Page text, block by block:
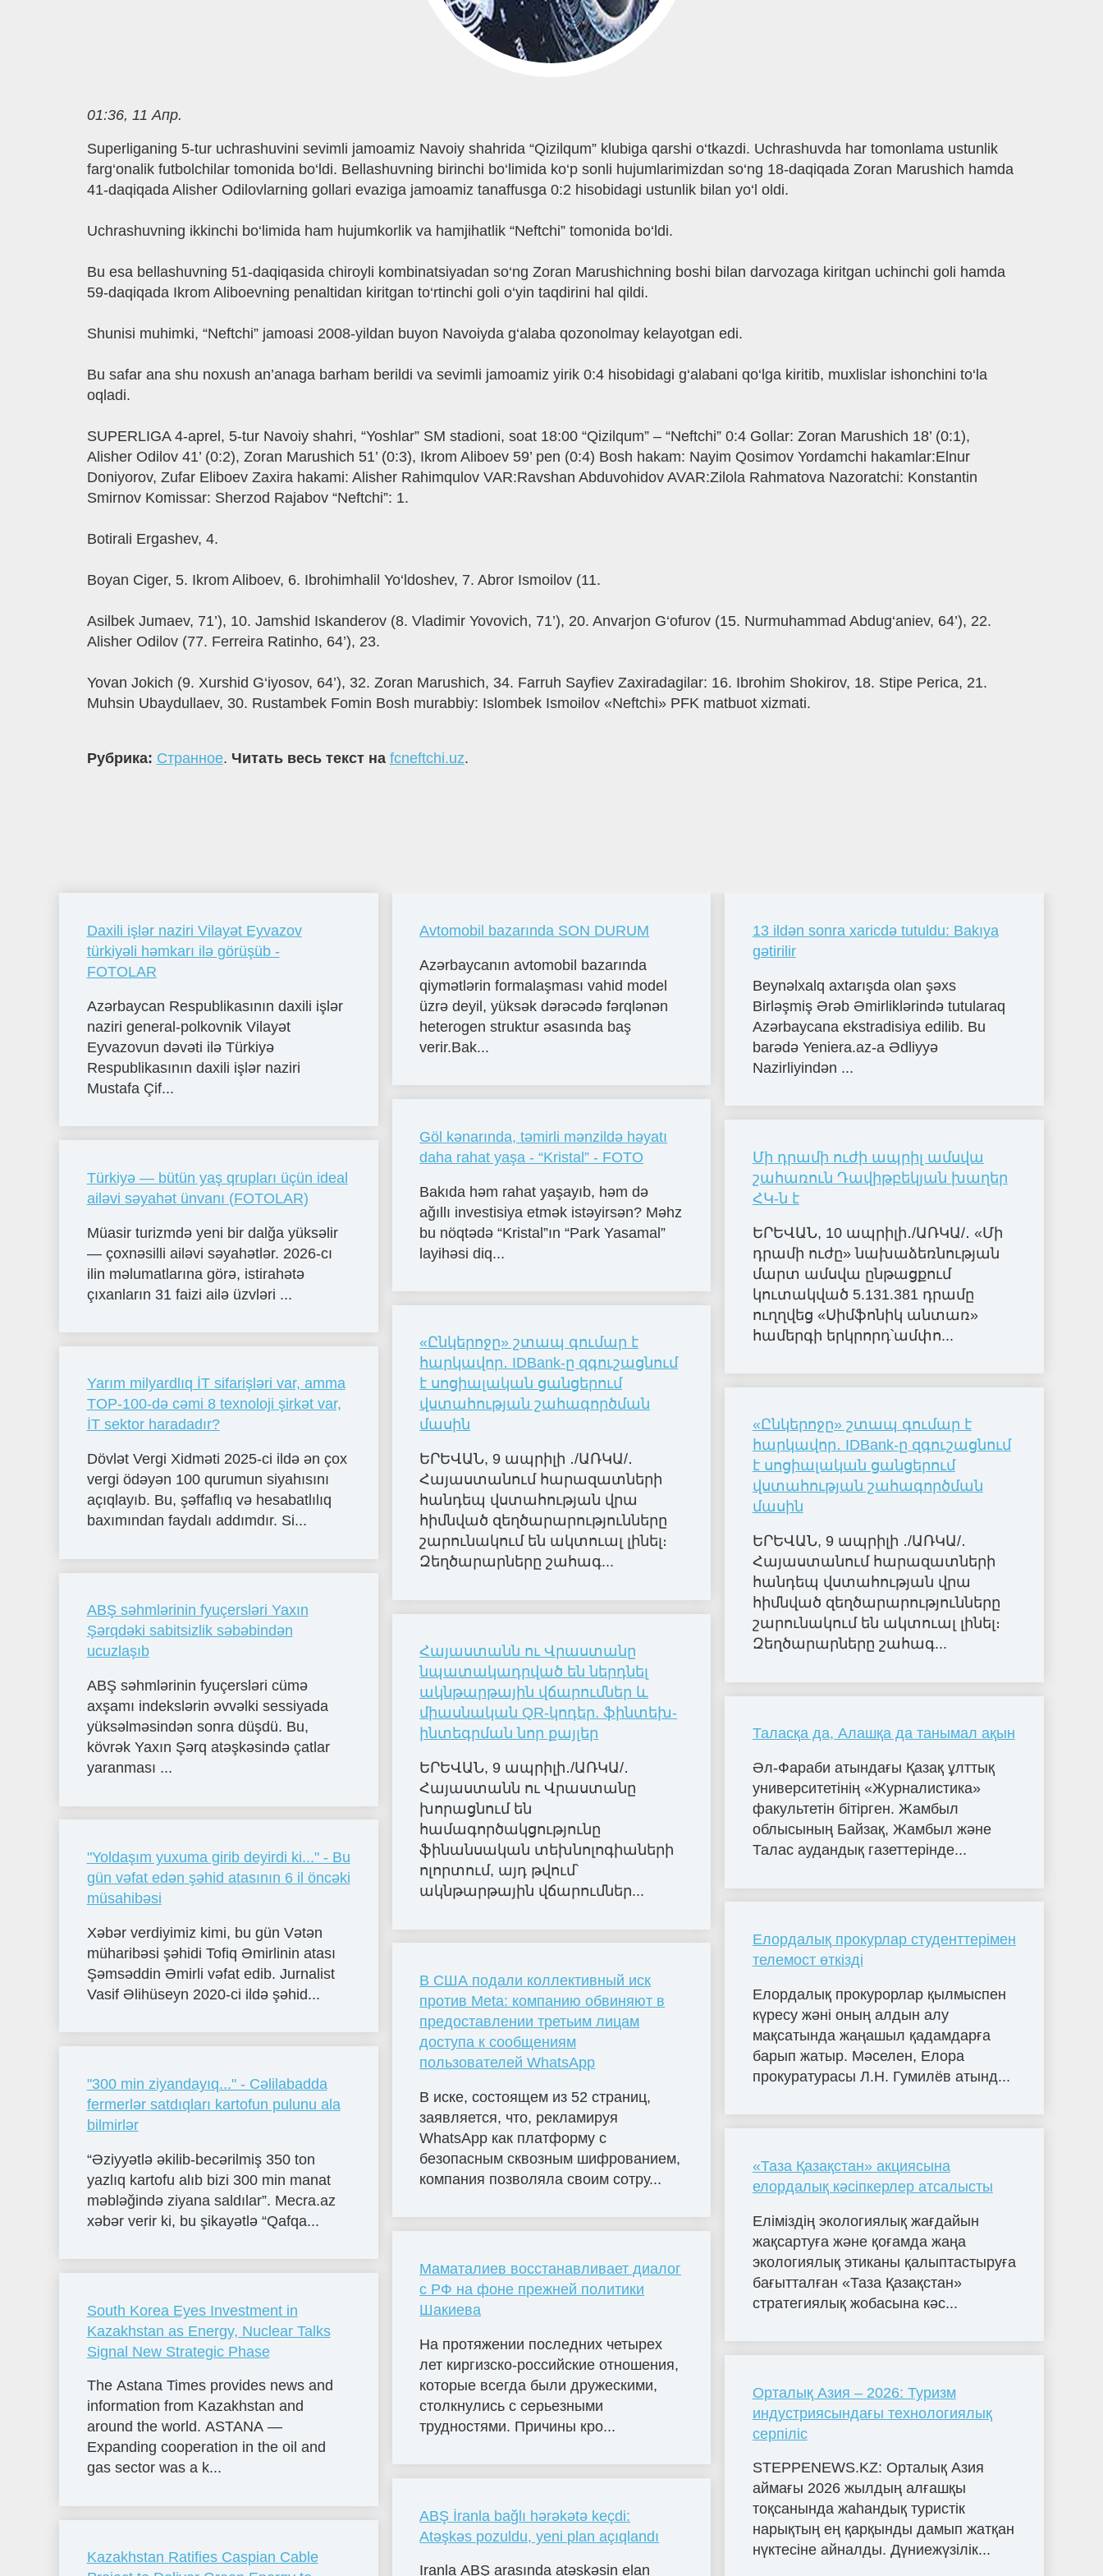
01:36, 11 Апр.
Superliganing 5-tur uchrashuvini sevimli jamoamiz Navoiy shahrida “Qizilqum” klubiga qarshi o‘tkazdi. Uchrashuvda har tomonlama ustunlik
farg‘onalik futbolchilar tomonida bo‘ldi. Bellashuvning birinchi bo‘limida ko‘p sonli hujumlarimizdan so‘ng 18-daqiqada Zoran Marushich hamda
41-daqiqada Alisher Odilovlarning gollari evaziga jamoamiz tanaffusga 0:2 hisobidagi ustunlik bilan yo‘l oldi.
Uchrashuvning ikkinchi bo‘limida ham hujumkorlik va hamjihatlik “Neftchi” tomonida bo‘ldi.
Bu esa bellashuvning 51-daqiqasida chiroyli kombinatsiyadan so‘ng Zoran Marushichning boshi bilan darvozaga kiritgan uchinchi goli hamda
59-daqiqada Ikrom Aliboevning penaltidan kiritgan to‘rtinchi goli o‘yin taqdirini hal qildi.
Shunisi muhimki, “Neftchi” jamoasi 2008-yildan buyon Navoiyda g‘alaba qozonolmay kelayotgan edi.
Bu safar ana shu noxush an’anaga barham berildi va sevimli jamoamiz yirik 0:4 hisobidagi g‘alabani qo‘lga kiritib, muxlislar ishonchini to‘la
oqladi.
SUPERLIGA 4-aprel, 5-tur Navoiy shahri, “Yoshlar” SM stadioni, soat 18:00 “Qizilqum” – “Neftchi” 0:4 Gollar: Zoran Marushich 18’ (0:1),
Alisher Odilov 41’ (0:2), Zoran Marushich 51’ (0:3), Ikrom Aliboev 59’ pen (0:4) Bosh hakam: Nayim Qosimov Yordamchi hakamlar:Elnur
Doniyorov, Zufar Eliboev Zaxira hakami: Alisher Rahimqulov VAR:Ravshan Abduvohidov AVAR:Zilola Rahmatova Nazoratchi: Konstantin
Smirnov Komissar: Sherzod Rajabov “Neftchi”: 1.
Botirali Ergashev, 4.
Boyan Ciger, 5. Ikrom Aliboev, 6. Ibrohimhalil Yo‘ldoshev, 7. Abror Ismoilov (11.
Asilbek Jumaev, 71’), 10. Jamshid Iskanderov (8. Vladimir Yovovich, 71’), 20. Anvarjon G‘ofurov (15. Nurmuhammad Abdug‘aniev, 64’), 22.
Alisher Odilov (77. Ferreira Ratinho, 64’), 23.
Yovan Jokich (9. Xurshid G‘iyosov, 64’), 32. Zoran Marushich, 34. Farruh Sayfiev Zaxiradagilar: 16. Ibrohim Shokirov, 18. Stipe Perica, 21.
Muhsin Ubaydullaev, 30. Rustambek Fomin Bosh murabbiy: Islombek Ismoilov «Neftchi» PFK matbuot xizmati.
Рубрика: Странное. Читать весь текст на fcneftchi.uz.
Daxili işlər naziri Vilayət Eyvazov
türkiyəli həmkarı ilə görüşüb -
FOTOLAR
Azərbaycan Respublikasının daxili işlər
naziri general-polkovnik Vilayət
Eyvazovun dəvəti ilə Türkiyə
Respublikasının daxili işlər naziri
Mustafa Çif...
Türkiyə — bütün yaş qrupları üçün ideal
ailəvi səyahət ünvanı (FOTOLAR)
Müasir turizmdə yeni bir dalğa yüksəlir
— çoxnəsilli ailəvi səyahətlər. 2026-cı
ilin məlumatlarına görə, istirahətə
çıxanların 31 faizi ailə üzvləri ...
Yarım milyardlıq İT sifarişləri var, amma
TOP-100-də cəmi 8 texnoloji şirkət var,
İT sektor haradadır?
Dövlət Vergi Xidməti 2025-ci ildə ən çox
vergi ödəyən 100 qurumun siyahısını
açıqlayıb. Bu, şəffaflıq və hesabatlılıq
baxımından faydalı addımdır. Si...
ABŞ səhmlərinin fyuçersləri Yaxın
Şərqdəki sabitsizlik səbəbindən
ucuzlaşıb
ABŞ səhmlərinin fyuçersləri cümə
axşamı indekslərin əvvəlki sessiyada
yüksəlməsindən sonra düşdü. Bu,
kövrək Yaxın Şərq atəşkəsində çatlar
yaranması ...
"Yoldaşım yuxuma girib deyirdi ki..." - Bu
gün vəfat edən şəhid atasının 6 il öncəki
müsahibəsi
Xəbər verdiyimiz kimi, bu gün Vətən
müharibəsi şəhidi Tofiq Əmirlinin atası
Şəmsəddin Əmirli vəfat edib. Jurnalist
Vasif Əlihüseyn 2020-ci ildə şəhid...
"300 min ziyandayıq..." - Cəlilabadda
fermerlər satdıqları kartofun pulunu ala
bilmirlər
“Əziyyətlə əkilib-becərilmiş 350 ton
yazlıq kartofu alıb bizi 300 min manat
məbləğində ziyana saldılar”. Mecra.az
xəbər verir ki, bu şikayətlə “Qafqa...
South Korea Eyes Investment in
Kazakhstan as Energy, Nuclear Talks
Signal New Strategic Phase
The Astana Times provides news and
information from Kazakhstan and
around the world. ASTANA —
Expanding cooperation in the oil and
gas sector was a k...
Kazakhstan Ratifies Caspian Cable
Avtomobil bazarında SON DURUM
Azərbaycanın avtomobil bazarında
qiymətlərin formalaşması vahid model
üzrə deyil, yüksək dərəcədə fərqlənən
heterogen struktur əsasında baş
verir.Bak...
Göl kənarında, təmirli mənzildə həyatı
daha rahat yaşa - “Kristal” - FOTO
Bakıda həm rahat yaşayıb, həm də
ağıllı investisiya etmək istəyirsən? Məhz
bu nöqtədə “Kristal”ın “Park Yasamal”
layihəsi diq...
«Ընկերոջը» շտապ գումար է
հարկավոր․ IDBank-ը զգուշացնում
է սոցիալական ցանցերում
վստահության շահագործման
մասին
ԵՐԵՎԱՆ, 9 ապրիլի ․/ԱՌԿԱ/․
Հայաստանում հարազատների
հանդեպ վստահության վրա
հիմնված զեղծարարությունները
շարունակում են ակտուալ լինել։
Զեղծարարները շահագ...
Հայաստանն ու Վրաստանը
նպատակադրված են ներդնել
ակնթարթային վճարումներ և
միասնական QR-կոդեր. ֆինտեխ-
ինտեգրման նոր քայլեր
ԵՐԵՎԱՆ, 9 ապրիլի․/ԱՌԿԱ/․
Հայաստանն ու Վրաստանը
խորացնում են
համագործակցությունը
ֆինանսական տեխնոլոգիաների
ոլորտում, այդ թվում՝
ակնթարթային վճարումներ...
В США подали коллективный иск
против Meta: компанию обвиняют в
предоставлении третьим лицам
доступа к сообщениям
пользователей WhatsApp
В иске, состоящем из 52 страниц,
заявляется, что, рекламируя
WhatsApp как платформу с
безопасным сквозным шифрованием,
компания позволяла своим сотру...
Маматалиев восстанавливает диалог
с РФ на фоне прежней политики
Шакиева
На протяжении последних четырех
лет киргизско-российские отношения,
которые всегда были дружескими,
столкнулись с серьезными
трудностями. Причины кро...
ABŞ İranla bağlı hərəkətə keçdi:
Atəşkəs pozuldu, yeni plan açıqlandı
Iranla ABŞ arasında atəşkəsin elan
13 ildən sonra xaricdə tutuldu: Bakıya
gətirilir
Beynəlxalq axtarışda olan şəxs
Birləşmiş Ərəb Əmirliklərində tutularaq
Azərbaycana ekstradisiya edilib. Bu
barədə Yeniera.az-a Ədliyyə
Nazirliyindən ...
Մի դրամի ուժի ապրիլ ամսվա
շահառուն Դավիթբեկյան խաղեր
ՀԿ-ն է
ԵՐԵՎԱՆ, 10 ապրիլի․/ԱՌԿԱ/․ «Մի
դրամի ուժը» նախաձեռնության
մարտ ամսվա ընթացքում
կուտակված 5.131.381 դրամը
ուղղվեց «Սիմֆոնիկ անտառ»
համերգի երկրորդ՝ամփո...
«Ընկերոջը» շտապ գումար է
հարկավոր․ IDBank-ը զգուշացնում
է սոցիալական ցանցերում
վստահության շահագործման
մասին
ԵՐԵՎԱՆ, 9 ապրիլի ․/ԱՌԿԱ/․
Հայաստանում հարազատների
հանդեպ վստահության վրա
հիմնված զեղծարարությունները
շարունակում են ակտուալ լինել։
Զեղծարարները շահագ...
Таласқа да, Алашқа да танымал ақын
Әл-Фараби атындағы Қазақ ұлттық
университетінің «Журналистика»
факультетін бітірген. Жамбыл
облысының Байзақ, Жамбыл және
Талас аудандық газеттерінде...
Елордалық прокурлар студенттерімен
телемост өткізді
Елордалық прокурорлар қылмыспен
күресу жәні оның алдын алу
мақсатында жаңашыл қадамдарға
барып жатыр. Мәселен, Елора
прокуратурасы Л.Н. Гумилёв атынд...
«Таза Қазақстан» акциясына
елордалық кәсіпкерлер атсалысты
Еліміздің экологиялық жағдайын
жақсартуға және қоғамда жаңа
экологиялық этиканы қалыптастыруға
бағытталған «Таза Қазақстан»
стратегиялық жобасына кәс...
Орталық Азия – 2026: Туризм
индустриясындағы технологиялық
серпіліс
STEPPENEWS.KZ: Орталық Азия
аймағы 2026 жылдың алғашқы
тоқсанында жаһандық туристік
нарықтың ең қарқынды дамып жатқан
нүктесіне айналды. Дүниежүзілік...